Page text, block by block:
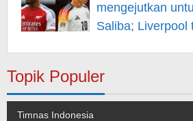
mengejutkan
Saliba; Liverpool
Topik Populer
Timnas Indonesia